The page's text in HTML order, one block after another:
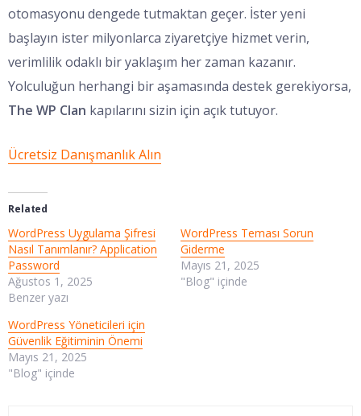
otomasyonu dengede tutmaktan geçer. İster yeni
başlayın ister milyonlarca ziyaretçiye hizmet verin,
verimlilik odaklı bir yaklaşım her zaman kazanır.
Yolculuğun herhangi bir aşamasında destek gerekiyorsa,
The WP Clan kapılarını sizin için açık tutuyor.
Ücretsiz Danışmanlık Alın
Related
WordPress Uygulama Şifresi
Nasıl Tanımlanır? Application
Password
Ağustos 1, 2025
Benzer yazı
WordPress Teması Sorun
Giderme
Mayıs 21, 2025
"Blog" içinde
WordPress Yöneticileri için
Güvenlik Eğitiminin Önemi
Mayıs 21, 2025
"Blog" içinde